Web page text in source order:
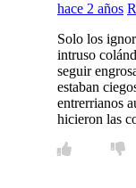
hace 2 años
Solo los
intruso
seguir
estaban
entrerrianos
hicieron las